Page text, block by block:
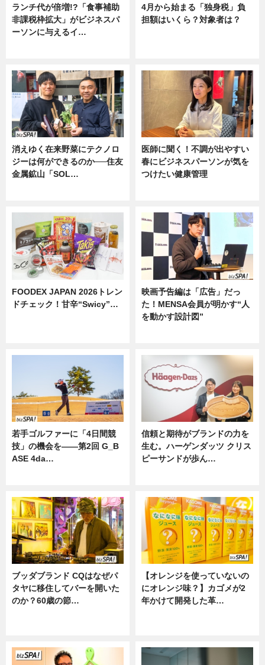
ランチ代が倍増!?「食事補助
非課税枠拡大」がビジネスパ
ーソンに与えるイ…
4月から始まる「独身税」負
担額はいくら？対象者は？
消えゆく在来野菜にテクノロ
ジーは何ができるのか──住友
金属鉱山「SOL…
医師に聞く！不調が出やすい
春にビジネスパーソンが気を
つけたい健康管理
FOODEX JAPAN 2026トレン
ドチェック！甘辛“Swicy”…
映画予告編は「広告」だっ
た！MENSA会員が明かす“人
を動かす設計図”
若手ゴルファーに「4日間競
技」の機会を——第2回 G_B
ASE 4da…
信頼と期待がブランドの力を
生む。ハーゲンダッツ クリス
ピーサンドが歩ん…
ブッダブランド CQはなぜパ
タヤに移住してバーを開いた
のか？60歳の節…
【オレンジを使っていないの
にオレンジ味？】カゴメが2
年かけて開発した革…